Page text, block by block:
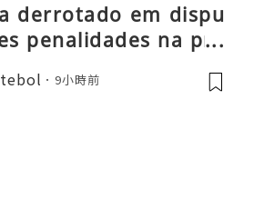
derrotado em dispu
penalidades na pré
9小時前